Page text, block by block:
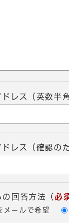
ドレス（英数半角
ドレス（確認の
の回答方法 （ 必
メールで希望